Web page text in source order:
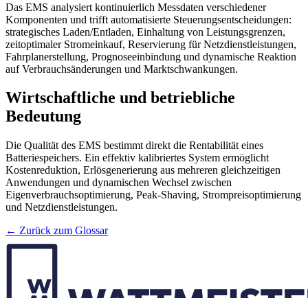
Das EMS analysiert kontinuierlich Messdaten verschiedener
Komponenten und trifft automatisierte Steuerungsentscheidungen:
strategisches Laden/Entladen, Einhaltung von Leistungsgrenzen,
zeitoptimaler Stromeinkauf, Reservierung für Netzdienstleistungen,
Fahrplanerstellung, Prognoseeinbindung und dynamische Reaktion
auf Verbrauchsänderungen und Marktschwankungen.
Wirtschaftliche und betriebliche
Bedeutung
Die Qualität des EMS bestimmt direkt die Rentabilität eines
Batteriespeichers. Ein effektiv kalibriertes System ermöglicht
Kostenreduktion, Erlösgenerierung aus mehreren gleichzeitigen
Anwendungen und dynamischen Wechsel zwischen
Eigenverbrauchsoptimierung, Peak-Shaving, Strompreisoptimierung
und Netzdienstleistungen.
← Zurück zum Glossar